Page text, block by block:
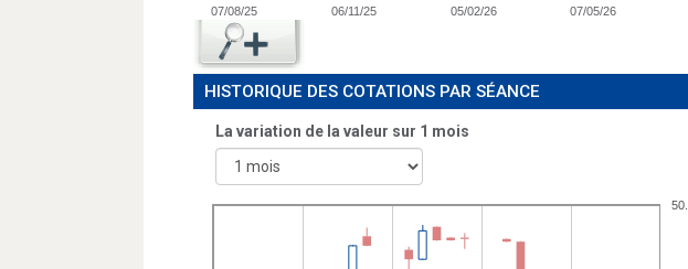
07/08/25 06/11/25 05/02/26 07/05/26
HISTORIQUE DES COTATIONS PAR SÉANCE
La variation de la valeur sur 1 mois